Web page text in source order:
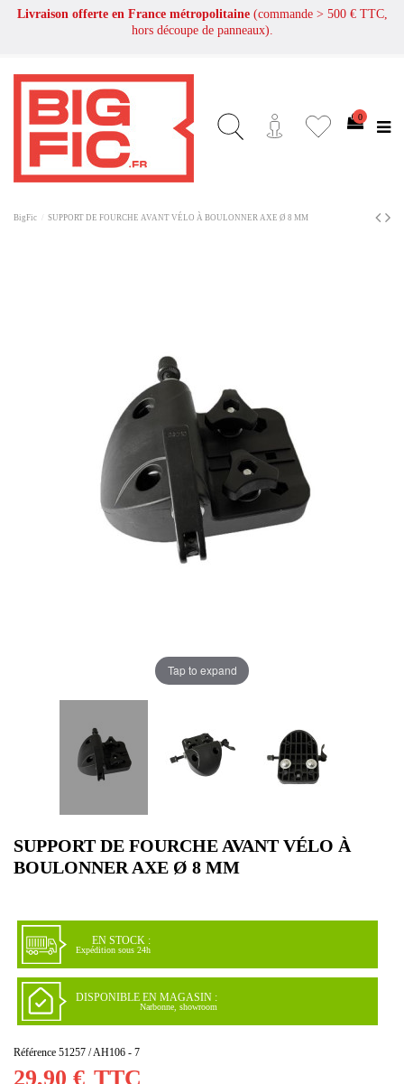
Livraison offerte en France métropolitaine (commande > 500 € TTC,
hors découpe de panneaux).
0
BigFic SUPPORT DE FOURCHE AVANT VÉLO À BOULONNER AXE Ø 8 MM
Tap to expand
SUPPORT DE FOURCHE AVANT VÉLO À
BOULONNER AXE Ø 8 MM
EN STOCK :
Expédition sous 24h
DISPONIBLE EN MAGASIN :
Narbonne, showroom
Référence 51257 / AH106 - 7
29,90 € TTC